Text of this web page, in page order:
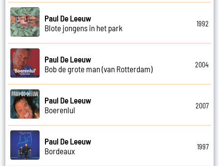
Paul De Leeuw
Blote jongens in het park
1992
Paul De Leeuw
Bob de grote man (van Rotterdam)
2004
Paul De Leeuw
Boerenlul
2007
Paul De Leeuw
Bordeaux
1997